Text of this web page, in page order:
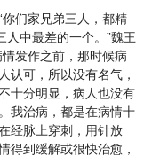
们家兄弟三人，都精
人中最差的一个。”魏王
发作之前，那时候病
认可，所以没有名气，
十分明显，病人也没有
我治病，都是在病情十
经脉上穿刺，用针放
得到缓解或很快治愈，